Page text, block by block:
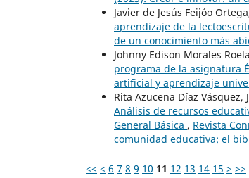
Javier de Jesús Feijóo
aprendizaje de la
de un conocimiento más
Johnny Edison Morales
programa de la asignatura
artificial y aprendizaje
Rita Azucena Díaz
Análisis de recursos
General Básica , Revista
comunidad educativa: el
<< < 6 7 8 9 10 11 12 13 14 15 > >>